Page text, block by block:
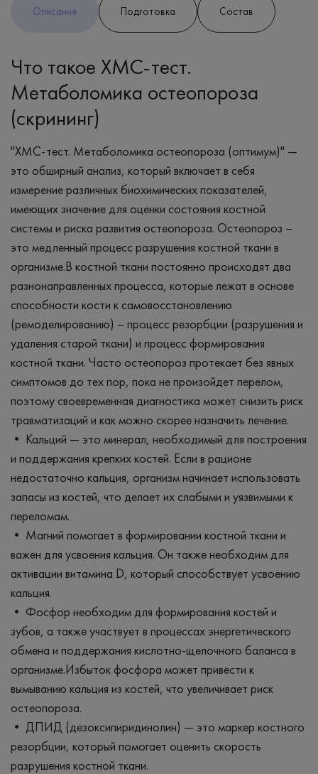
Описание Подготовка Состав
Что такое ХМС-тест.
Метаболомика остеопороза
(скрининг)
"ХМС-тест. Метаболомика остеопороза (оптимум)" —
это обширный анализ, который включает в себя
измерение различных биохимических показателей,
имеющих значение для оценки состояния костной
системы и риска развития остеопороза. Остеопороз –
это медленный процесс разрушения костной ткани в
организме.В костной ткани постоянно происходят два
разнонаправленных процесса, которые лежат в основе
способности кости к самовосстановлению
(ремоделированию) – процесс резорбции (разрушения и
удаления старой ткани) и процесс формирования
костной ткани. Часто остеопороз протекает без явных
симптомов до тех пор, пока не произойдет перелом,
поэтому своевременная диагностика может снизить риск
травматизаций и как можно скорее назначить лечение.
• Кальций — это минерал, необходимый для построения
и поддержания крепких костей. Если в рационе
недостаточно кальция, организм начинает использовать
запасы из костей, что делает их слабыми и уязвимыми к
переломам.
• Магний помогает в формировании костной ткани и
важен для усвоения кальция. Он также необходим для
активации витамина D, который способствует усвоению
кальция.
• Фосфор необходим для формирования костей и
зубов, а также участвует в процессах энергетического
обмена и поддержания кислотно-щелочного баланса в
организме.Избыток фосфора может привести к
вымыванию кальция из костей, что увеличивает риск
остеопороза.
• ДПИД (дезоксипиридинолин) — это маркер костного
резорбции, который помогает оценить скорость
разрушения костной ткани.